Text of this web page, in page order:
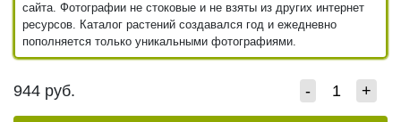
сайта. Фотографии не стоковые и не взяты из других интернет
ресурсов. Каталог растений создавался год и ежедневно
пополняется только уникальными фотографиями.
944 руб. - +